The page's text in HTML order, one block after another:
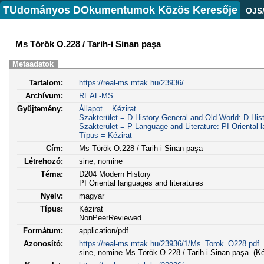
TUdományos DOkumentumok Közös Keresője
Ms Török O.228 / Tarih-i Sinan paşa
Metaadatok
Tartalom:
https://real-ms.mtak.hu/23936/
Archívum:
REAL-MS
Gyűjtemény:
Állapot = Kézirat
Szakterület = D History General and Old World: D
Szakterület = P Language and Literature: PI Oriental
Típus = Kézirat
Cím:
Ms Török O.228 / Tarih-i Sinan paşa
Létrehozó:
sine, nomine
Téma:
D204 Modern History
PI Oriental languages and literatures
Nyelv:
magyar
Típus:
Kézirat
NonPeerReviewed
Formátum:
application/pdf
Azonosító:
https://real-ms.mtak.hu/23936/1/Ms_Torok_O228.pdf
sine, nomine Ms Török O.228 / Tarih-i Sinan paşa.